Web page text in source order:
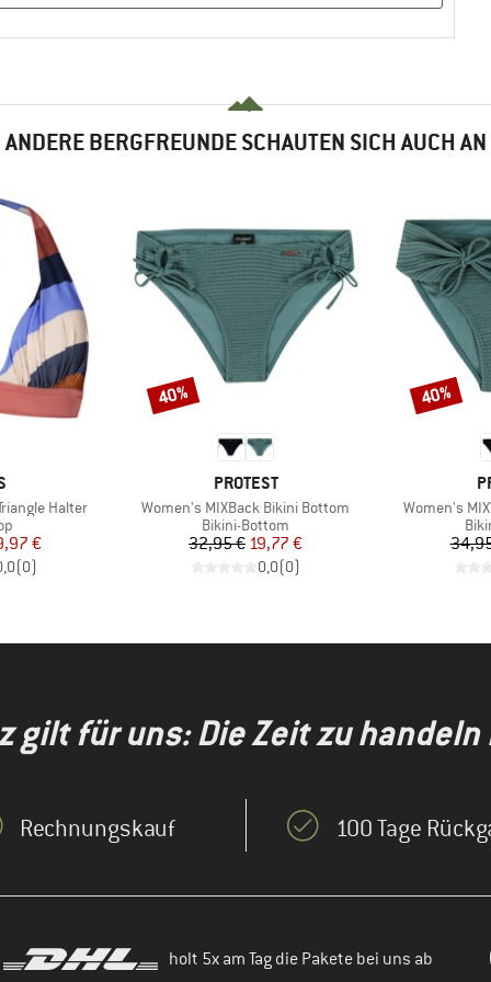
ANDERE BERGFREUNDE SCHAUTEN SICH AUCH AN
Halter
Preis
€
(0)
MARKE
PROTEST
Artikel
Women's MIXBack Bikini Bottom
Produktgruppe
Bikini-Bottom
Preis
32,95 €reduzierter Preis
19,77 €
0,0(0)
Rabatt
40%
Artikel
Women's
Rabatt
40%
gilt für uns: Die Zeit zu
Rechnungskauf 100 Tage
holt 5x am Tag die Pakete bei uns ab